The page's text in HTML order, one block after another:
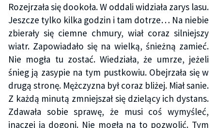
Rozejrzała się dookoła. W oddali widziała zarys lasu.
Jeszcze tylko kilka godzin i tam dotrze… Na niebie
zbierały się ciemne chmury, wiał coraz silniejszy
wiatr. Zapowiadało się na wielką, śnieżną zamieć.
Nie mogła tu zostać. Wiedziała, że umrze, jeżeli
śnieg ją zasypie na tym pustkowiu. Obejrzała się w
drugą stronę. Mężczyzna był coraz bliżej. Miał sanie.
Z każdą minutą zmniejszał się dzielący ich dystans.
Zdawała sobie sprawę, że musi coś wymyśleć,
inaczej ją dogoni. Nie mogła na to pozwolić. Tym